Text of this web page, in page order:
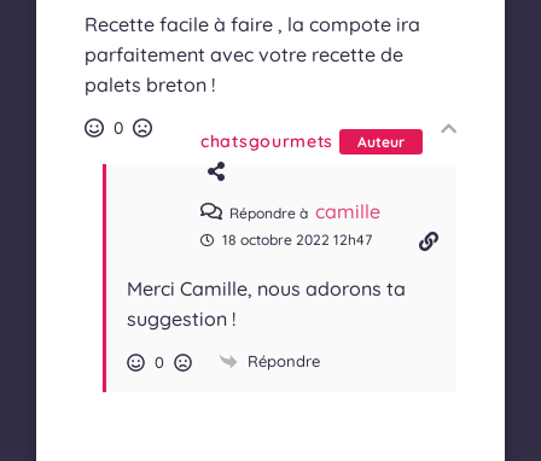
Recette facile à faire , la compote ira
parfaitement avec votre recette de
palets breton !
0
chatsgourmets Auteur
Répondre à camille
18 octobre 2022 12h47
Merci Camille, nous adorons ta
suggestion !
0 Répondre